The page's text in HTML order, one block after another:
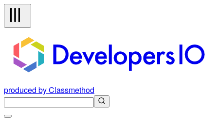
produced by Classmethod